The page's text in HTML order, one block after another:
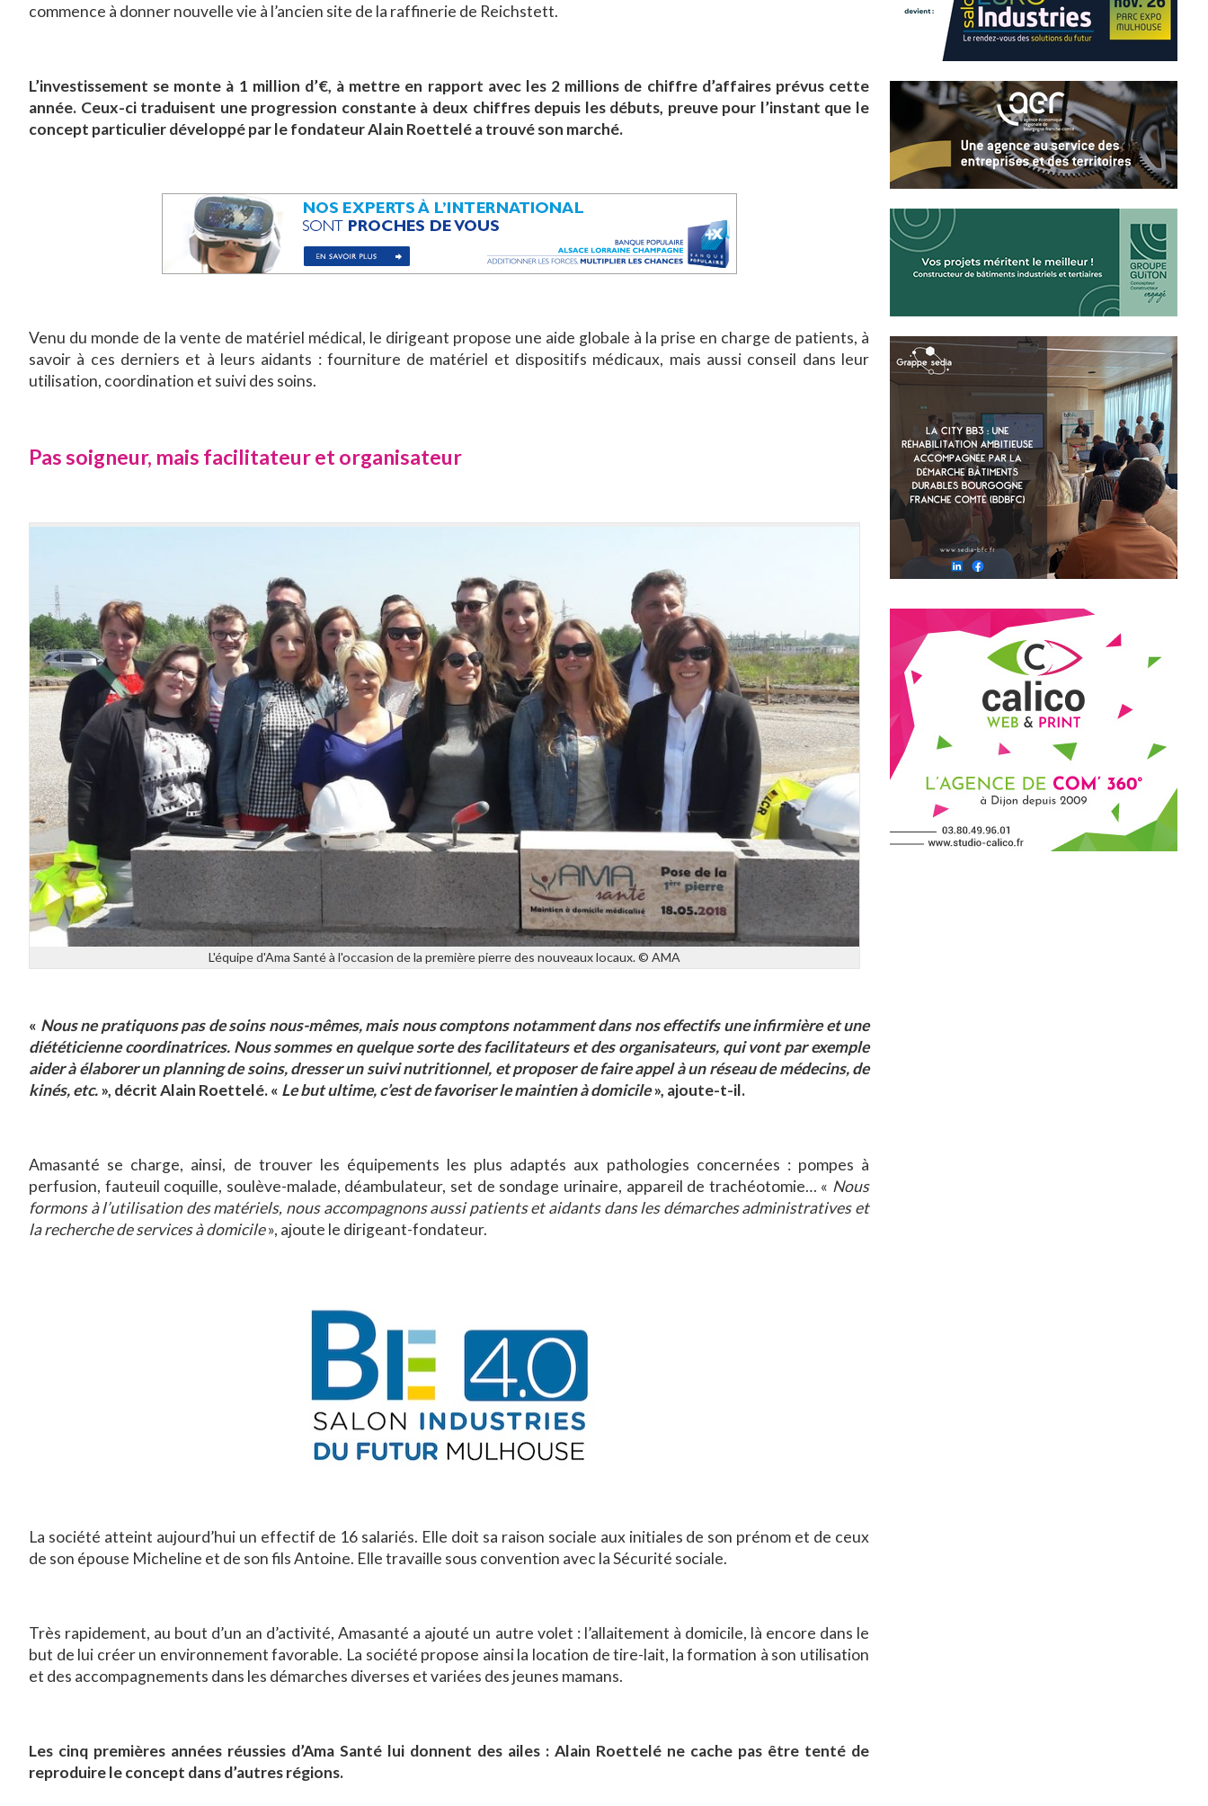
commence à donner nouvelle vie à l’ancien site de la raffinerie de Reichstett.
L’investissement se monte à 1 million d’€, à mettre en rapport avec les 2 millions de chiffre d’affaires prévus cette
année. Ceux-ci traduisent une progression constante à deux chiffres depuis les débuts, preuve pour l’instant que le
concept particulier développé par le fondateur Alain Roettelé a trouvé son marché.
Venu du monde de la vente de matériel médical, le dirigeant propose une aide globale à la prise en charge de patients, à
savoir à ces derniers et à leurs aidants : fourniture de matériel et dispositifs médicaux, mais aussi conseil dans leur
utilisation, coordination et suivi des soins.
Pas soigneur, mais facilitateur et organisateur
L'équipe d'Ama Santé à l'occasion de la première pierre des nouveaux locaux. © AMA
« Nous ne pratiquons pas de soins nous-mêmes, mais nous comptons notamment dans nos effectifs une infirmière et une
diététicienne coordinatrices. Nous sommes en quelque sorte des facilitateurs et des organisateurs, qui vont par exemple
aider à élaborer un planning de soins, dresser un suivi nutritionnel, et proposer de faire appel à un réseau de médecins, de
kinés, etc.», décrit Alain Roettelé. « Le but ultime, c’est de favoriser le maintien à domicile», ajoute-t-il.
Amasanté se charge, ainsi, de trouver les équipements les plus adaptés aux pathologies concernées : pompes à
perfusion, fauteuil coquille, soulève-malade, déambulateur, set de sondage urinaire, appareil de trachéotomie… « Nous
formons à l’utilisation des matériels, nous accompagnons aussi patients et aidants dans les démarches administratives et
la recherche de services à domicile», ajoute le dirigeant-fondateur.
La société atteint aujourd’hui un effectif de 16 salariés. Elle doit sa raison sociale aux initiales de son prénom et de ceux
de son épouse Micheline et de son fils Antoine. Elle travaille sous convention avec la Sécurité sociale.
Très rapidement, au bout d’un an d’activité, Amasanté a ajouté un autre volet : l’allaitement à domicile, là encore dans le
but de lui créer un environnement favorable. La société propose ainsi la location de tire-lait, la formation à son utilisation
et des accompagnements dans les démarches diverses et variées des jeunes mamans.
Les cinq premières années réussies d’Ama Santé lui donnent des ailes : Alain Roettelé ne cache pas être tenté de
reproduire le concept dans d’autres régions.